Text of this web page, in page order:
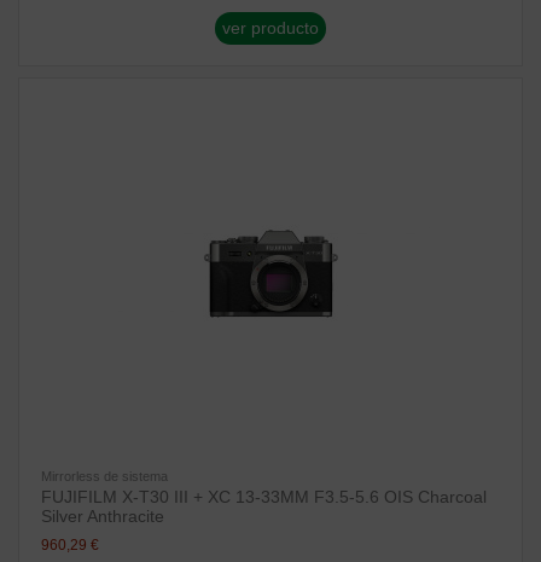
ver producto
Mirrorless de sistema
FUJIFILM X-T30 III + XC 13-33MM F3.5-5.6 OIS Charcoal
Silver Anthracite
960,29 €